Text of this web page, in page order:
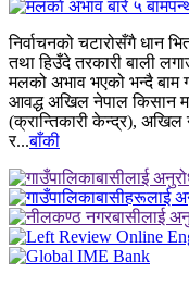
निर्वाचनको चटारोसँगै धान
तथा हिउँदे तरकारी बाली
मलको अभाव भएको भन्दै बाम
आवद्ध अखिल नेपाल किसान
(क्रान्तिकारी केन्द्र),
र...बाँकी